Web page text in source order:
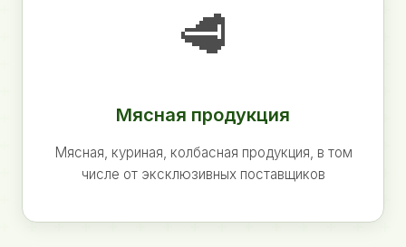
🥩
Мясная продукция
Мясная, куриная, колбасная продукция, в том
числе от эксклюзивных поставщиков